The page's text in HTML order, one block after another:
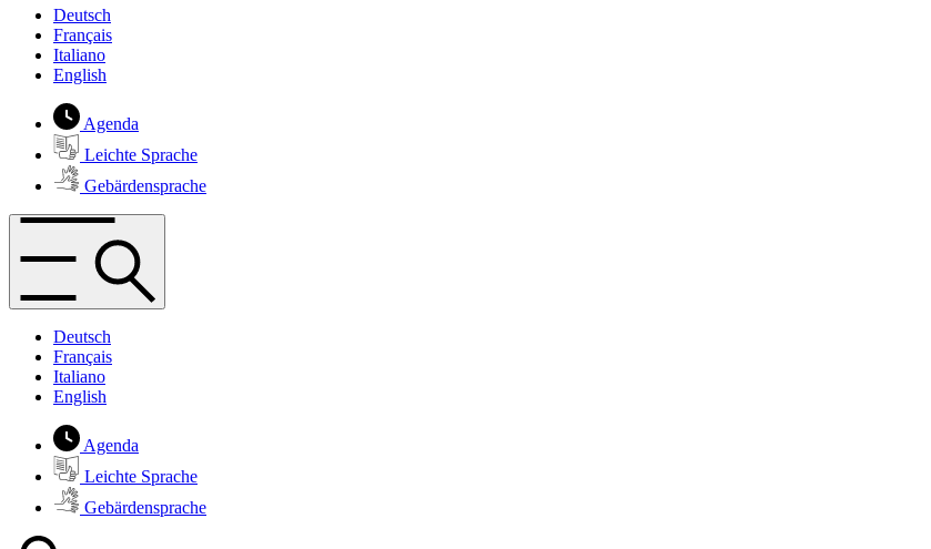
Deutsch
Français
Italiano
English
Agenda
Leichte Sprache
Gebärdensprache
Deutsch
Français
Italiano
English
Agenda
Leichte Sprache
Gebärdensprache